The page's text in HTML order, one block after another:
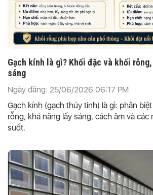
Gạch kính là gì? Khối đặc và khối
sáng
Ngày đăng: 25/06/2026 06:17 PM
Gạch kính (gạch thủy tinh) là gì: phân
rỗng, khả năng lấy sáng, cách âm và các
suốt.